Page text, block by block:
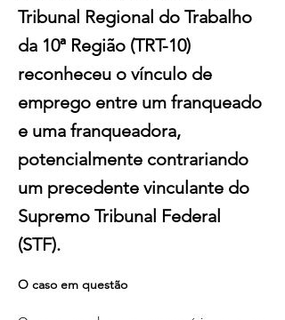
Tribunal Regional do Trabalho
da 10ª Região (TRT-10)
reconheceu o vínculo de
emprego entre um franqueado
e uma franqueadora,
potencialmente contrariando
um precedente vinculante do
Supremo Tribunal Federal
(STF).
O caso em questão